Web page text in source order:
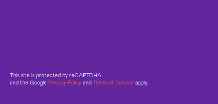
This site is protected by reCAPTCHA
and the Google Privacy Policy and Terms of Service apply.